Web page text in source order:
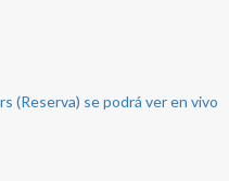
(Reserva) se podrá ver en vivo